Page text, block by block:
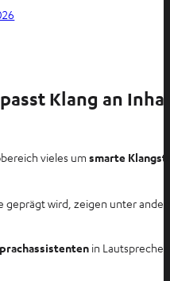
Klang an
vieles um smarte
geprägt wird, zeigen unter
in